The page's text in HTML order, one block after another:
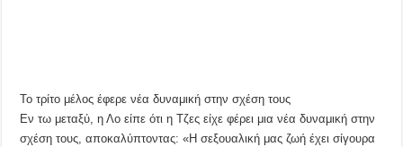
Το τρίτο μέλος έφερε νέα δυναμική στην σχέση τους
Εν τω μεταξύ, η Λο είπε ότι η Τζες είχε φέρει μια νέα δυναμική στην
σχέση τους, αποκαλύπτοντας: «Η σεξουαλική μας ζωή έχει σίγουρα